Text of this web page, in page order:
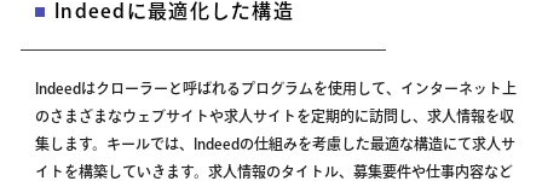
Indeedに最適化した構造
Indeedはクローラーと呼ばれるプログラムを使用して、インターネット上
のさまざまなウェブサイトや求人サイトを定期的に訪問し、求人情報を収
集します。キールでは、Indeedの仕組みを考慮した最適な構造にて求人サ
イトを構築していきます。求人情報のタイトル、募集要件や仕事内容など